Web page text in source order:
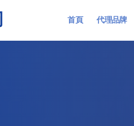
首頁 代理品牌